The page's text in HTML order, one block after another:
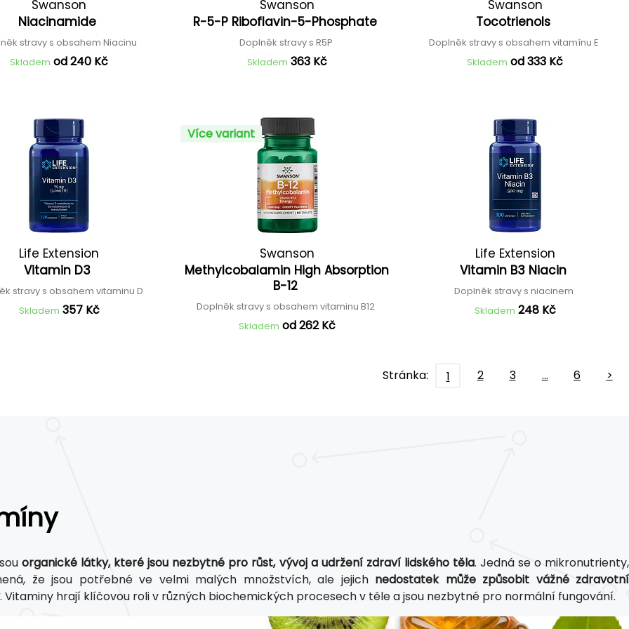
Swanson
Niacinamide
stravy s obsahem Niacinu
Skladem od 240 Kč
Swanson
R-5-P Riboflavin-5-Phosphate
Doplněk stravy s R5P
Skladem 363 Kč
Swanson
Tocotrienols
Doplněk stravy s obsahem vitamínu E
Skladem od 333 Kč
Life Extension
Vitamin D3
stravy s obsahem vitaminu D
Skladem 357 Kč
Více variant
Swanson
Methylcobalamin High Absorption
B-12
Doplněk stravy s obsahem vitaminu B12
Skladem od 262 Kč
Life Extension
Vitamin B3 Niacin
Doplněk stravy s niacinem
Skladem 248 Kč
Stránka: 1 2 3 … 6 >
organické látky, které jsou nezbytné pro růst, vývoj a udržení zdraví lidského těla. Jedná se o mikronutrienty,
že jsou potřebné ve velmi malých množstvích, ale jejich nedostatek může způsobit vážné zdravotní
. Vitaminy hrají klíčovou roli v různých biochemických procesech v těle a jsou nezbytné pro normální fungování.